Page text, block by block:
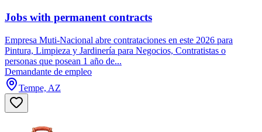
Jobs with permanent contracts
Empresa Muti-Nacional abre contrataciones en este 2026 para
Pintura, Limpieza y Jardinería para Negocios, Contratistas o
personas que posean 1 año de...
Demandante de empleo
Tempe, AZ